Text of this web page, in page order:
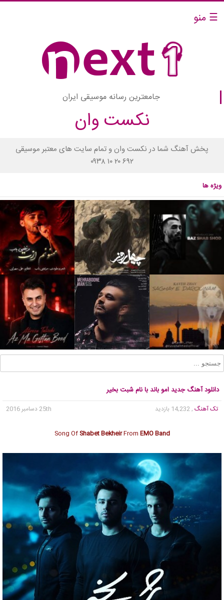
☰ منو
جامعترین رسانه موسیقی ایران
نکست وان
پخش آهنگ شما در نکست وان و تمام سایت های معتبر موسیقی
۰۹۳۸ ۱۰ ۲۰ ۶۹۲
ویژه ها
دانلود آهنگ جدید امو باند با نام شبت بخیر
تک آهنگ , 14,232 بازدید 25th دسامبر 2016
Song Of Shabet BekheirFrom EMO Band